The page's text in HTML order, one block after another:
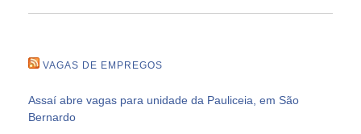
VAGAS DE EMPREGOS
Assaí abre vagas para unidade da Pauliceia, em São
Bernardo